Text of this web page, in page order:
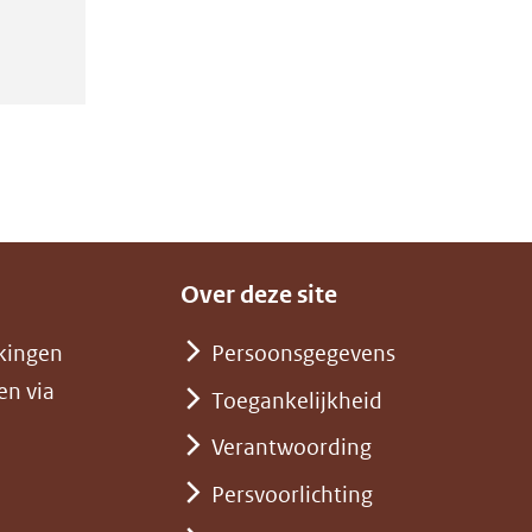
via
Over deze site
Persoonsgegevens
Toegankelijkheid
Verantwoording
Persvoorlichting